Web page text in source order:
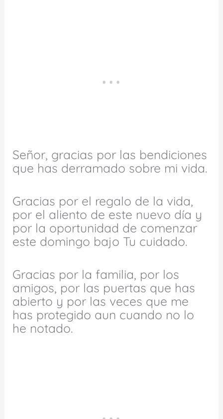
Señor, gracias por las bendiciones
que has derramado sobre mi vida.
Gracias por el regalo de la vida,
por el aliento de este nuevo día y
por la oportunidad de comenzar
este domingo bajo Tu cuidado.
Gracias por la familia, por los
amigos, por las puertas que has
abierto y por las veces que me
has protegido aun cuando no lo
he notado.